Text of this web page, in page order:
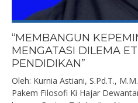
“MEMBANGUN
MENGATASI DILEMA
PENDIDIKAN”
Oleh: Kurnia Astiani, S.Pd.T.,
Pakem Filosofi Ki Hajar